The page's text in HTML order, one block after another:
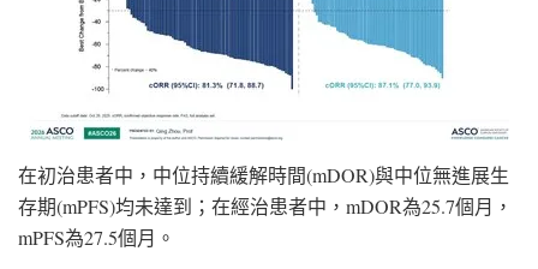
在初治患者中，中位持續緩解時間(mDOR)與中位無進展生
存期(mPFS)均未達到；在經治患者中，mDOR為25.7個月，
mPFS為27.5個月。